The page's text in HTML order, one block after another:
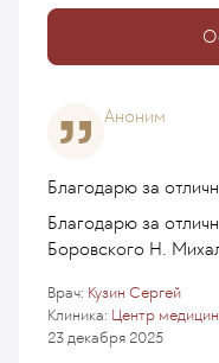
Аноним
Благодарю за
Благодарю за
Боровского Н.
Клиника: Центр
Врач: Кузин Сергей
23 декабря 2025